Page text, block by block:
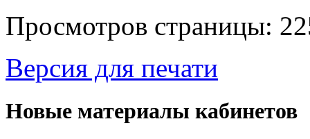
Просмотров страницы:
Версия для печати
Новые материалы кабинетов